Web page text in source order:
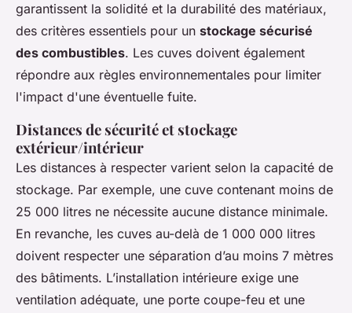
garantissent la solidité et la durabilité des matériaux,
des critères essentiels pour un stockage sécurisé
des combustibles. Les cuves doivent également
répondre aux règles environnementales pour limiter
l'impact d'une éventuelle fuite.
Distances de sécurité et stockage
extérieur/intérieur
Les distances à respecter varient selon la capacité de
stockage. Par exemple, une cuve contenant moins de
25 000 litres ne nécessite aucune distance minimale.
En revanche, les cuves au-delà de 1 000 000 litres
doivent respecter une séparation d’au moins 7 mètres
des bâtiments. L’installation intérieure exige une
ventilation adéquate, une porte coupe-feu et une